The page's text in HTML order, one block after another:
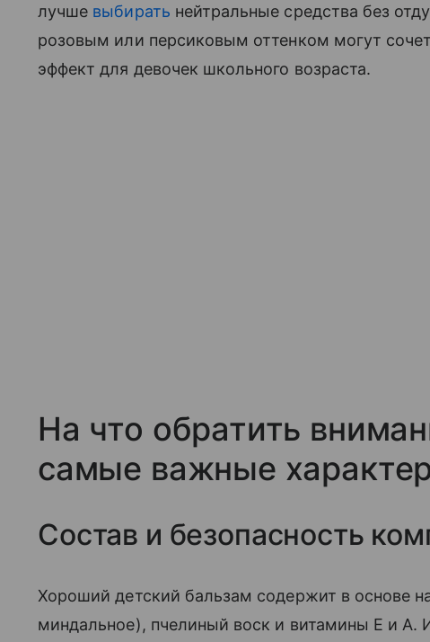
лучше выбирать нейтральные средства без
розовым или персиковым оттенком могут
эффект для девочек школьного возраста.
На что обратить
самые важные
Состав и безопасность
Хороший детский бальзам содержит в основе
миндальное), пчелиный воск и витамины Е и А.